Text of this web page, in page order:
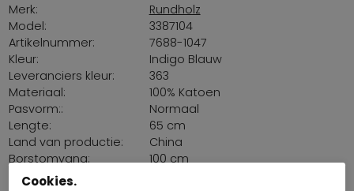
Merk:
Rundholz
Model:
3387104
Artikelnummer:
7688-1047
Kleur:
Indigo Blauw
Leveranciers kleur:
363
Materiaal:
100% Katoen
Pasvorm::
Normaal
Lengte:
65 cm
Land van productie:
China
Borstomvang:
100 cm
Maat artikel op foto:
Cookies.